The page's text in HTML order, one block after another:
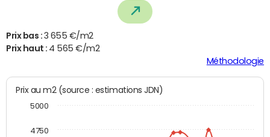
Prix bas : 3 655 €/m2
Prix haut : 4 565 €/m2
Méthodologie
Prix au m2 (source : estimations JDN)
4750
5000